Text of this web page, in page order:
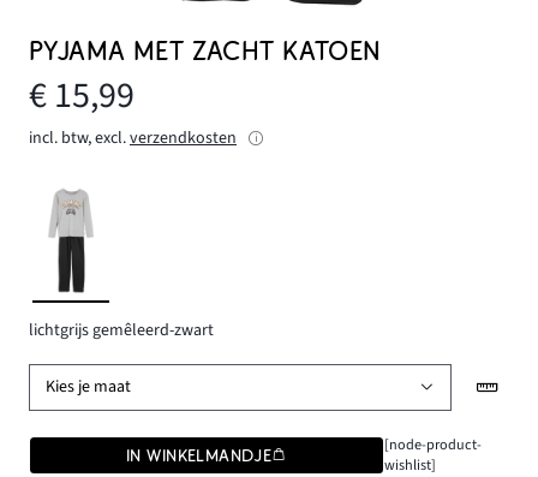
PYJAMA MET ZACHT KATOEN
€ 15,99
incl. btw, excl.verzendkosten
lichtgrijs gemêleerd-zwart
Kies je maat
IN WINKELMANDJE
[node-product-
wishlist]